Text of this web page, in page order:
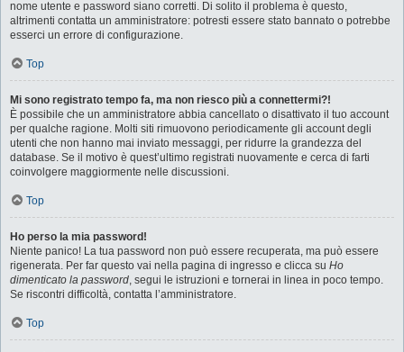
nome utente e password siano corretti. Di solito il problema è questo,
altrimenti contatta un amministratore: potresti essere stato bannato o potrebbe
esserci un errore di configurazione.
Top
Mi sono registrato tempo fa, ma non riesco più a connettermi?!
È possibile che un amministratore abbia cancellato o disattivato il tuo account
per qualche ragione. Molti siti rimuovono periodicamente gli account degli
utenti che non hanno mai inviato messaggi, per ridurre la grandezza del
database. Se il motivo è quest’ultimo registrati nuovamente e cerca di farti
coinvolgere maggiormente nelle discussioni.
Top
Ho perso la mia password!
Niente panico! La tua password non può essere recuperata, ma può essere
rigenerata. Per far questo vai nella pagina di ingresso e clicca su Ho
dimenticato la password, segui le istruzioni e tornerai in linea in poco tempo.
Se riscontri difficoltà, contatta l’amministratore.
Top